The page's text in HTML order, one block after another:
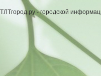
ТЛТгород.ру - городской